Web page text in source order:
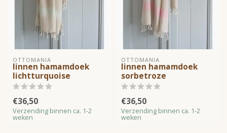
OTTOMANIA
linnen hamamdoek
lichtturquoise
€36,50
Verzending binnen ca. 1-2
weken
OTTOMANIA
linnen hamamdoek
sorbetroze
€36,50
Verzending binnen ca. 1-2
weken